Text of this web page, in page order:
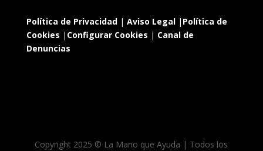
Política de Privacidad| Aviso Legal| Política de
Cookies | Configurar Cookies | Canal de
Denuncias
Copyright 2025 © La Mano que Ayuda | Todos los